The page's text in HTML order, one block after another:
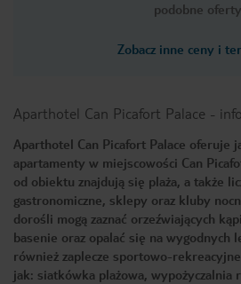
podobne
Zobacz inne ceny i
Aparthotel Can Picafort Palace -
Aparthotel Can Picafort Palace oferuje
apartamenty w miejscowości Can
od obiektu znajdują się plaża, a także
gastronomiczne, sklepy oraz kluby
dorośli mogą zaznać orzeźwiających
basenie oraz opalać się na wygodnych
również zaplecze sportowo-
jak: siatkówka plażowa, wypożyczalnia